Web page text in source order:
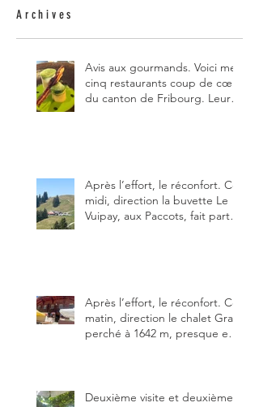
Archives
Avis aux gourmands. Voici mes
cinq restaurants coup de cœur
du canton de Fribourg. Leurs
Après l’effort, le réconfort. Ce
midi, direction la buvette Le
Vuipay, aux Paccots, fait partie
Après l’effort, le réconfort. Ce
matin, direction le chalet Grat
perché à 1642 m, presque en
de plaisir.
Deuxième visite et deuxième